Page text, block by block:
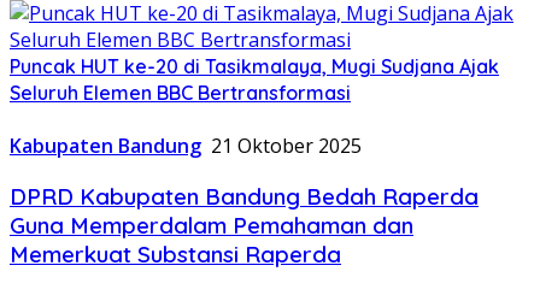
Puncak HUT ke-20 di Tasikmalaya, Mugi Sudjana Ajak
Seluruh Elemen BBC Bertransformasi
Kabupaten Bandung 21 Oktober 2025
DPRD Kabupaten Bandung Bedah Raperda
Guna Memperdalam Pemahaman dan
Memerkuat Substansi Raperda